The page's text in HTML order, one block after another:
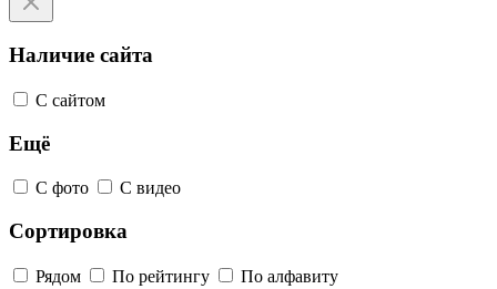
Наличие сайта
С сайтом
Ещё
С фото С видео
Сортировка
Рядом По рейтингу По алфавиту